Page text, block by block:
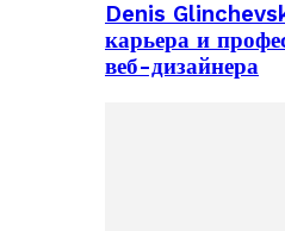
Denis
карьера и
веб-дизайнера